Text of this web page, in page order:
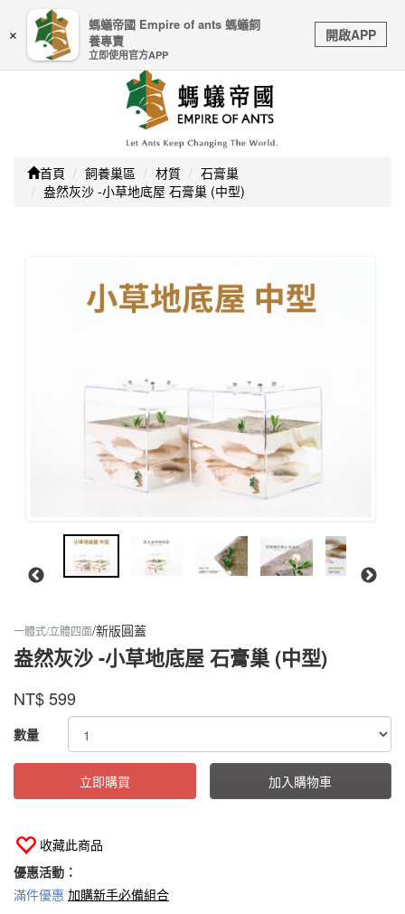
嚴防詐騙｜本公司不會透過任何名義要求核對購物資訊、
銀行帳戶或信用卡等個人資訊，如接到請立即掛斷或撥打
Toggle
navigation
首頁 飼養巢區 材質
石膏巢
盎然灰沙 -小草地底屋 石膏巢 (中型)
一體式/立體四面/新版圓蓋
盎然灰沙 -小草地底屋 石膏巢 (中型)
商品代號 FCGSUGODPRM
FCGSUGODPRM
品牌
螞
帝
國
NT$599
GOODS000000000000000000180
數量
立即購買 加入購物車
收藏此商品
優惠活動：
滿件優惠 加購新手必備組合
×
螞蟻帝國 Empire of ants 螞蟻飼
養專賣
立即使用官方APP
開啟APP